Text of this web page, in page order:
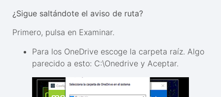
¿Sigue saltándote el aviso de ruta?
Primero, pulsa en Examinar.
Para los OneDrive escoge la carpeta raíz. Algo
parecido a esto: C:\Onedrive y Aceptar.